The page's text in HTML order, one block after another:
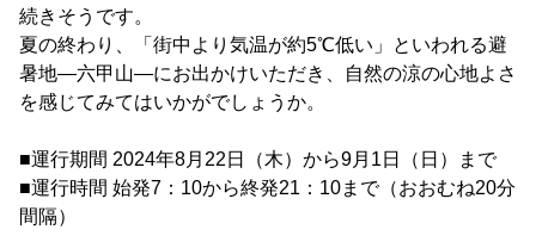
続きそうです。
夏の終わり、「街中より気温が約5℃低い」といわれる避
暑地―六甲山―にお出かけいただき、自然の涼の心地よさ
を感じてみてはいかがでしょうか。
■運行期間 2024年8月22日（木）から9月1日（日）まで
■運行時間 始発7：10から終発21：10まで（おおむね20分
間隔）